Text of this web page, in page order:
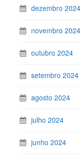
dezembro 2024
novembro 2024
outubro 2024
setembro 2024
agosto 2024
julho 2024
junho 2024